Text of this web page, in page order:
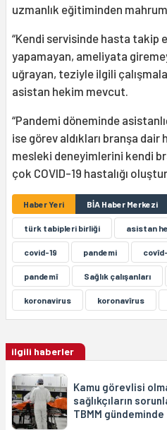
uzmanlık eğitiminden
“Kendi servisinde hasta takip
yapamayan, ameliyata
uğrayan, teziyle ilgili
asistan hekim mevcut.
“Pandemi döneminde
ise görev aldıkları branşa
mesleki deneyimlerini kendi
çok COVID-19 hastalığı
Haber Yeri BİA Haber Merkezi
türk tabipleri birliği asistan
covid-19 pandemi
pandemî Sağlık çalışanları
koronavirus koronavîrus
ilgili haberler
Kamu görevlisi
sağlıkçıların
TBMM gündeminde